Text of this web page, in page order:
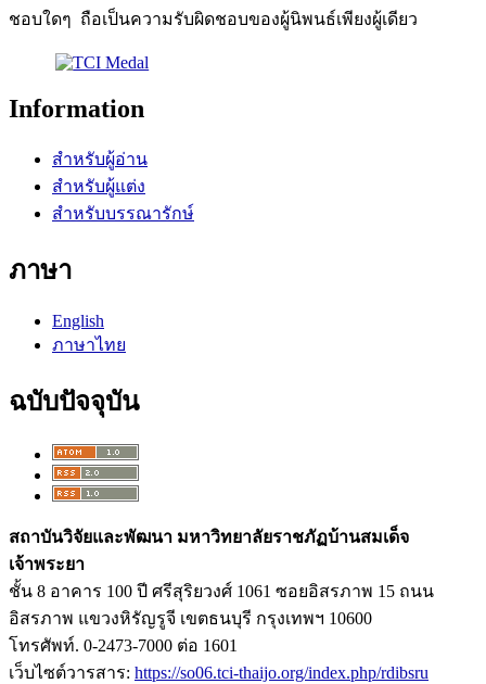
ชอบใดๆ ถือเป็นความรับผิดชอบของผู้นิพนธ์เพียงผู้เดียว
Information
สำหรับผู้อ่าน
สำหรับผู้แต่ง
สำหรับบรรณารักษ์
ภาษา
English
ภาษาไทย
ฉบับปัจจุบัน
สถาบันวิจัยและพัฒนา มหาวิทยาลัยราชภัฏบ้านสมเด็จ
เจ้าพระยา
ชั้น 8 อาคาร 100 ปี ศรีสุริยวงศ์ 1061 ซอยอิสรภาพ 15 ถนน
อิสรภาพ แขวงหิรัญรูจี เขตธนบุรี กรุงเทพฯ 10600
โทรศัพท์. 0-2473-7000 ต่อ 1601
เว็บไซต์วารสาร: https://so06.tci-thaijo.org/index.php/rdibsru